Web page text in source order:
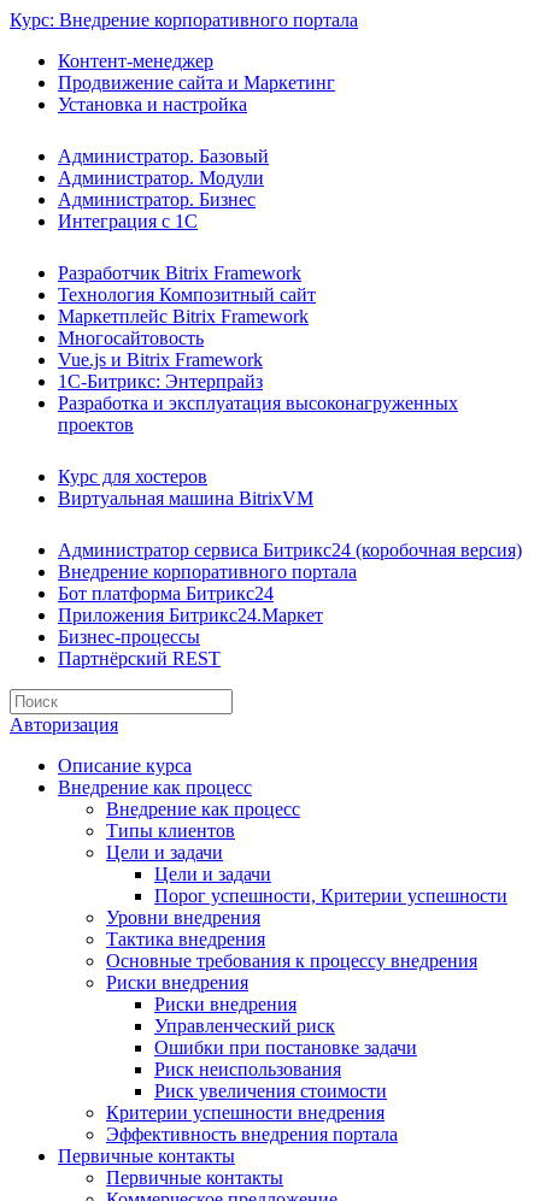
Курс: Внедрение корпоративного портала
Контент-менеджер
Продвижение сайта и Маркетинг
Установка и настройка
Администратор. Базовый
Администратор. Модули
Администратор. Бизнес
Интеграция с 1С
Разработчик Bitrix Framework
Технология Композитный сайт
Маркетплейс Bitrix Framework
Многосайтовость
Vue.js и Bitrix Framework
1С-Битрикс: Энтерпрайз
Разработка и эксплуатация высоконагруженных
проектов
Курс для хостеров
Виртуальная машина BitrixVM
Администратор сервиса Битрикс24 (коробочная версия)
Внедрение корпоративного портала
Бот платформа Битрикс24
Приложения Битрикс24.Маркет
Бизнес-процессы
Партнёрский REST
Авторизация
Описание курса
Внедрение как процесс
Внедрение как процесс
Типы клиентов
Цели и задачи
Цели и задачи
Порог успешности, Критерии успешности
Уровни внедрения
Тактика внедрения
Основные требования к процессу внедрения
Риски внедрения
Риски внедрения
Управленческий риск
Ошибки при постановке задачи
Риск неиспользования
Риск увеличения стоимости
Критерии успешности внедрения
Эффективность внедрения портала
Первичные контакты
Первичные контакты